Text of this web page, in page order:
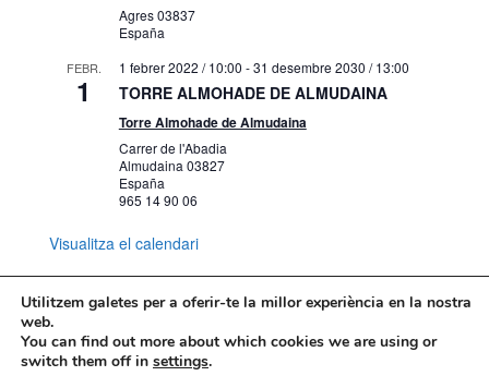
Agres03837
España
FEBR.
1
1 febrer 2022 / 10:00 -31 desembre 2030 / 13:00
TORRE ALMOHADE DE ALMUDAINA
Torre Almohade de Almudaina
Carrer de l'Abadia
Almudaina 03827
España
965 14 90 06
Visualitza el calendari
Mapa web
Política de Privacidad
Politica de cookies
Utilitzem galetes per a oferir-te la millor experiència en la nostra
web.
You can find out more about which cookies we are using or
switch them off in settings.